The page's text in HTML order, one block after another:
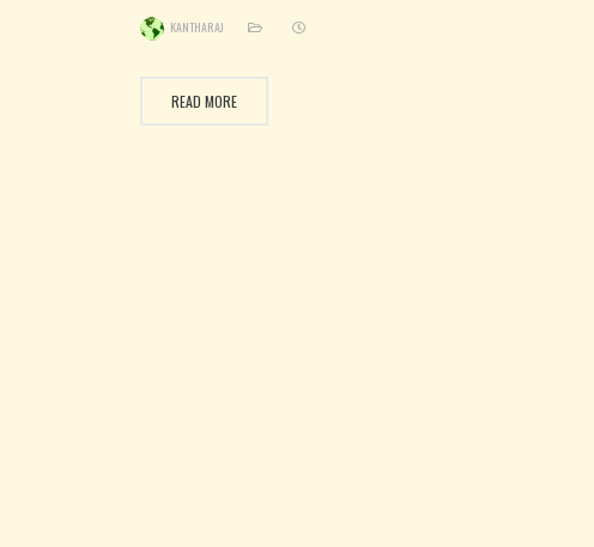
பாலாம்பிகே மயிவிதேஹி க்ருபா கடாக்ஷம் கஞ்ஜாஸனாதிமணி மஞ்ஜு கிரீட
கவிகா கலிதாதிரம்யே பாதாக்ரஜ வளி
KANTHARAJ
READ MORE